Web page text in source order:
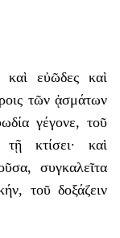
εὐῶδες καὶ
τῶν ᾀσμάτων
γέγονε, τοῦ
κτίσει· καὶ
συγκαλεῖτα
τοῦ δοξάζειν